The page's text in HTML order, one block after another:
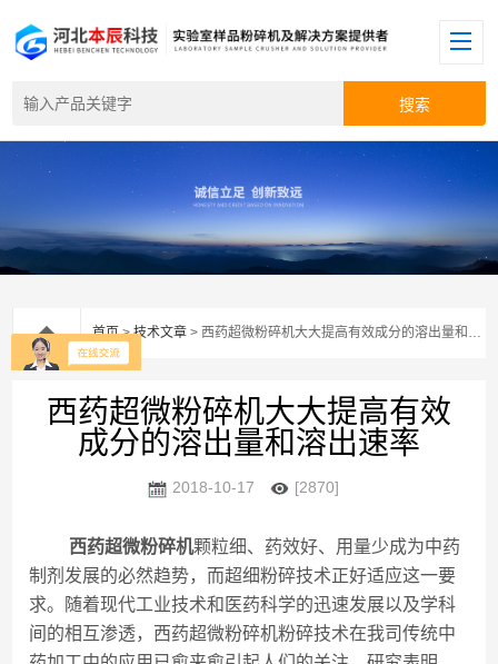
首页>技术文章 > 西药超微粉碎机大大提高有效成分的溶出量和溶出速率
西药超微粉碎机大大提高有效
成分的溶出量和溶出速率
2018-10-17 [2870]
西药超微粉碎机颗粒细、药效好、用量少成为中药
制剂发展的必然趋势，而超细粉碎技术正好适应这一要
求。随着现代工业技术和医药科学的迅速发展以及学科
间的相互渗透，西药超微粉碎机粉碎技术在我司传统中